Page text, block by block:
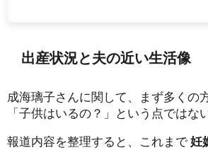
出産状況と夫の近い生活像
成海璃子さんに関して、まず多くの
「子供はいるの？」という点ではな
報道内容を整理すると、これまで 妊